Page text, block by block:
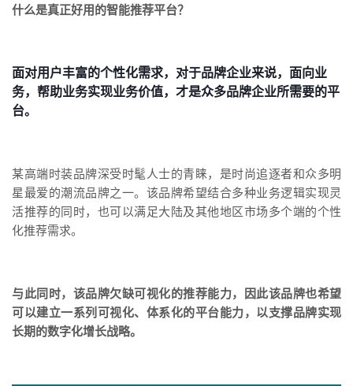
什么是真正好用的智能推荐平台？
面对用户丰富的个性化需求，对于品牌企业来说，面向业
务，帮助业务实现业务价值，才是众多品牌企业所需要的平
台。
某高端时装品牌深受时髦人士的青睐，是时尚追逐者和众多明
星最爱的潮流品牌之一。该品牌希望结合多种业务逻辑实现灵
活推荐的同时，也可以满足大陆及其他地区市场多个端的个性
化推荐需求。
与此同时，该品牌欠缺可视化的推荐能力，因此该品牌也希望
可以建立一系列可视化、体系化的平台能力，以支撑品牌实现
长期的数字化增长战略。